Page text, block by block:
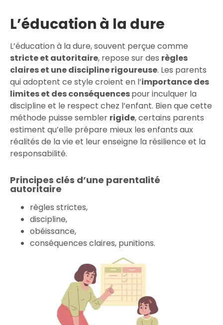
L’éducation à la dure
L’éducation à la dure, souvent perçue comme
stricte et autoritaire, repose sur des règles
claires et une discipline rigoureuse. Les parents
qui adoptent ce style croient en l’importance des
limites et des conséquencespour inculquer la
discipline et le respect chez l’enfant. Bien que cette
méthode puisse sembler rigide, certains parents
estiment qu’elle prépare mieux les enfants aux
réalités de la vie et leur enseigne la résilience et la
responsabilité.
Principes clés d’une parentalité
autoritaire
règles strictes,
discipline,
obéissance,
conséquences claires, punitions.